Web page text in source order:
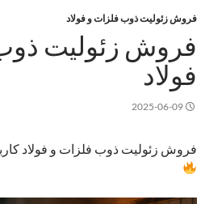
فروش زئولیت ذوب فلزات و فولاد
فروش زئولیت
فولاد
2025-06-09
فروش زئولیت ذوب فلزات و فولاد کاربرد